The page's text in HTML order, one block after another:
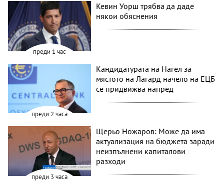
преди 1 час
Кевин Уорш трябва да даде
някои обяснения
преди 2 часа
Кандидатурата на Нагел за
мястото на Лагард начело на ЕЦБ
се придвижва напред
преди 3 часа
Щерьо Ножаров: Може да има
актуализация на бюджета заради
неизпълнени капиталови
разходи